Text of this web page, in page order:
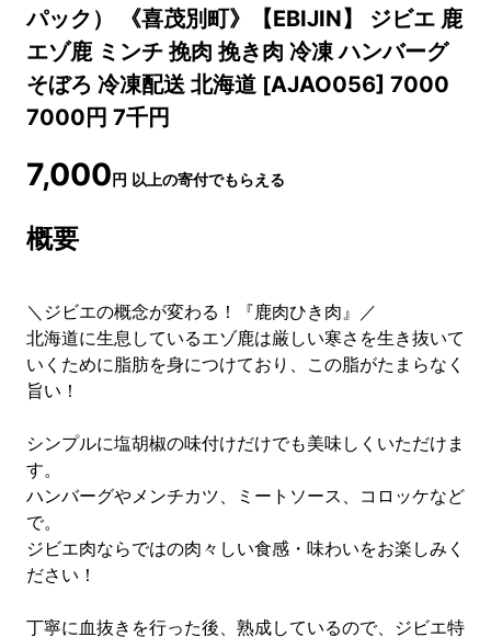
パック） 《喜茂別町》【EBIJIN】 ジビエ 鹿
エゾ鹿 ミンチ 挽肉 挽き肉 冷凍 ハンバーグ
そぼろ 冷凍配送 北海道 [AJAO056] 7000
7000円 7千円
7,000円 以上の寄付でもらえる
概要
＼ジビエの概念が変わる！『鹿肉ひき肉』／
北海道に生息しているエゾ鹿は厳しい寒さを生き抜いて
いくために脂肪を身につけており、この脂がたまらなく
旨い！
シンプルに塩胡椒の味付けだけでも美味しくいただけま
す。
ハンバーグやメンチカツ、ミートソース、コロッケなど
で。
ジビエ肉ならではの肉々しい食感・味わいをお楽しみく
ださい！
丁寧に血抜きを行った後、熟成しているので、ジビエ特